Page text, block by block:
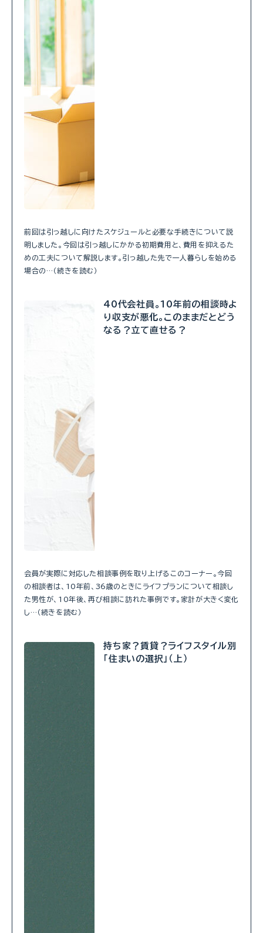
前回は引っ越しに向けたスケジュールと必要な手続きについて説
明しました。今回は引っ越しにかかる初期費用と、費用を抑えるた
めの工夫について解説します。引っ越した先で一人暮らしを始める
場合の…（続きを読む）
40代会社員。10年前の相談時よ
り収支が悪化。このままだとどう
なる？立て直せる？
会員が実際に対応した相談事例を取り上げるこのコーナー。今回
の相談者は、10年前、36歳のときにライフプランについて相談し
た男性が、10年後、再び相談に訪れた事例です。家計が大きく変化
し…（続きを読む）
持ち家？賃貸？ライフスタイル別
「住まいの選択」（上）